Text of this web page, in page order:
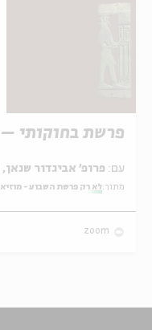
פרשת בחוקותי –
עם:
מתוך: לא רק פרשת השבוע -
zoom